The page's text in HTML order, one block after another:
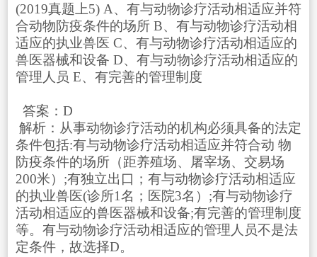
(2019真题上5) A、有与动物诊疗活动相适应并符
合动物防疫条件的场所 B、有与动物诊疗活动相
适应的执业兽医 C、有与动物诊疗活动相适应的
兽医器械和设备 D、有与动物诊疗活动相适应的
管理人员 E、有完善的管理制度
答案：D
解析：从事动物诊疗活动的机构必须具备的法定
条件包括:有与动物诊疗活动相适应并符合动 物
防疫条件的场所（距养殖场、屠宰场、交易场
200米）;有独立出口；有与动物诊疗活动相适应
的执业兽医(诊所1名；医院3名）;有与动物诊疗
活动相适应的兽医器械和设备;有完善的管理制度
等。有与动物诊疗活动相适应的管理人员不是法
定条件，故选择D。